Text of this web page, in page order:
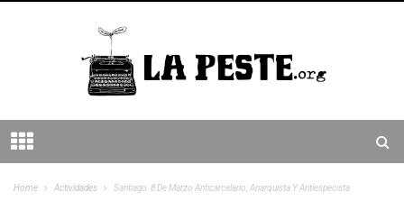
Home Actividades Santiago: 8 De Marzo Anticarcelario, Anarquista Y Antiespecista